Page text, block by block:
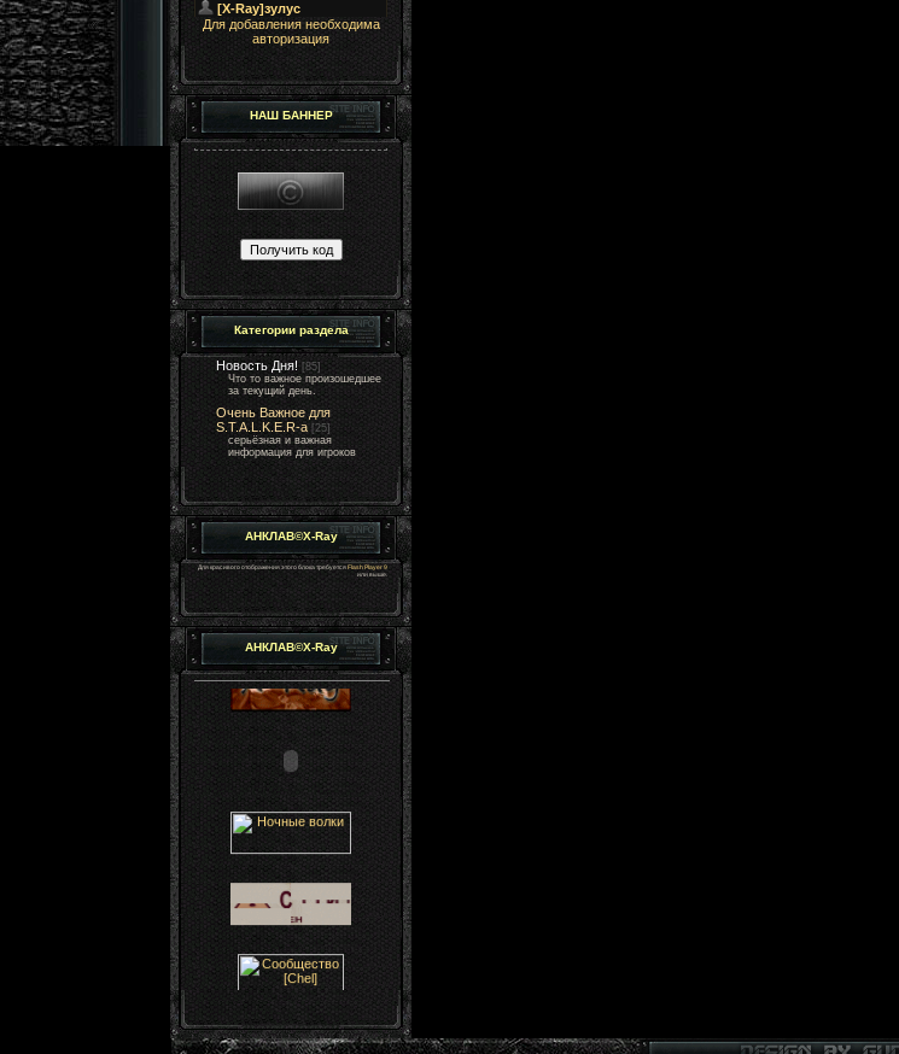
Для добавления необходима
авторизация
НАШ БАННЕР
Категории раздела
Новость Дня! [85]
Что то важное произошедшее
за текущий день.
Очень Важное для
S.T.A.L.K.E.R-а [25]
серьёзная и важная
информация для игроков
АНКЛАВ©X-Ray
Для красивого отображения этого блока требуетсяFlash Player 9
или выше.
АНКЛАВ©X-Ray